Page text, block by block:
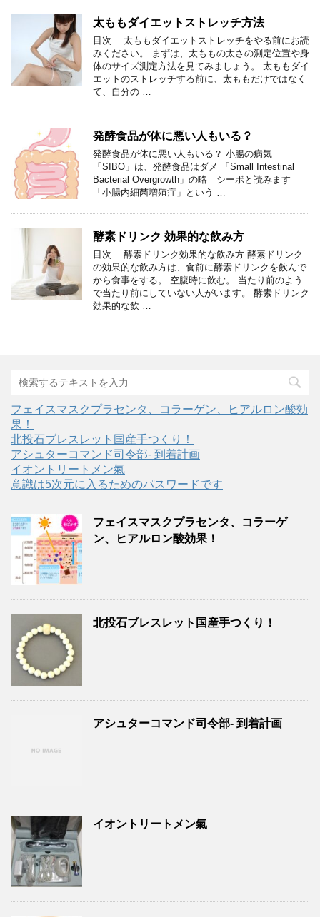
太ももダイエットストレッチ方法
目次 ｜太ももダイエットストレッチをやる前にお読
みください。 まずは、太ももの太さの測定位置や身
体のサイズ測定方法を見てみましょう。 太ももダイ
エットのストレッチする前に、太ももだけではなく
て、自分の …
発酵食品が体に悪い人もいる？
発酵食品が体に悪い人もいる？ 小腸の病気
「SIBO」は、発酵食品はダメ 「Small Intestinal
Bacterial Overgrowth」の略 シーボと読みます
「小腸内細菌増殖症」という …
酵素ドリンク 効果的な飲み方
目次 ｜酵素ドリンク効果的な飲み方 酵素ドリンク
の効果的な飲み方は、食前に酵素ドリンクを飲んで
から食事をする。 空腹時に飲む。 当たり前のよう
で当たり前にしていない人がいます。 酵素ドリンク
効果的な飲 …
フェイスマスクプラセンタ、コラーゲン、ヒアルロン酸効
果！
北投石ブレスレット国産手つくり！
アシュターコマンド司令部- 到着計画
イオントリートメン氣
意識は5次元に入るためのパスワードです
フェイスマスクプラセンタ、コラーゲ
ン、ヒアルロン酸効果！
北投石ブレスレット国産手つくり！
アシュターコマンド司令部- 到着計画
イオントリートメン氣